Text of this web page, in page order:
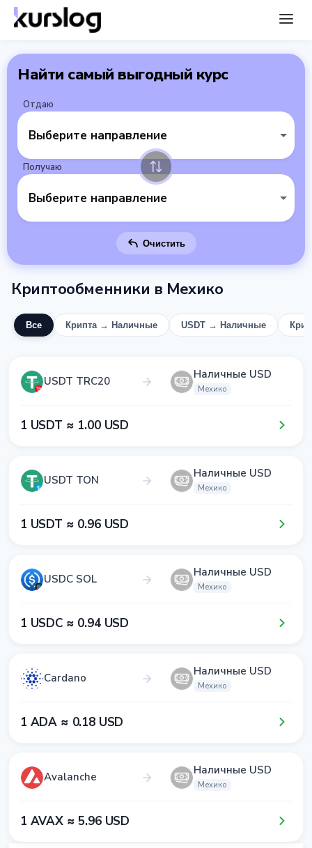
Найти самый выгодный курс
Отдаю
Выберите направление
Получаю
Выберите направление
Очистить
Криптообменники в Мехико
Все Крипта → Наличные USDT → Наличные
USDT TRC20 Наличные USD
Мехико
1​ USDT ≈ 1​.0​0​ USD
USDT TON Наличные USD
Мехико
1​ USDT ≈ 0​.9​6​ USD
USDC SOL Наличные USD
Мехико
1​ USDC ≈ 0​.9​4​ USD
Cardano Наличные USD
Мехико
1​ ADA ≈ 0​.1​8​ USD
Avalanche Наличные USD
Мехико
1​ AVAX ≈ 5​.9​6​ USD